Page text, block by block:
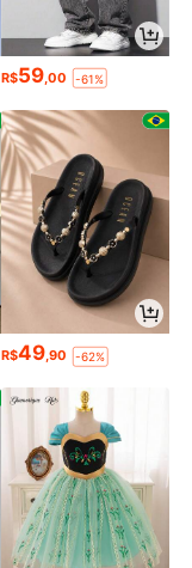
R$59,00 -61%
R$49,90 -62%